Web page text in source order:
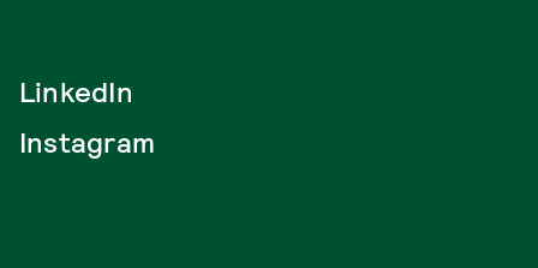
LinkedIn
Instagram